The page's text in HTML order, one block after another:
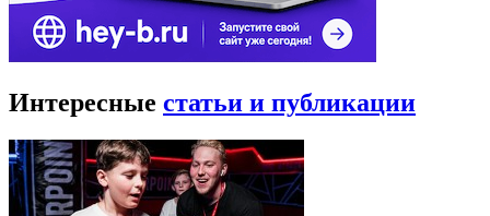
Интересные статьи и публикации